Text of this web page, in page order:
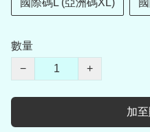
國際碼L (亞洲碼XL)
數量
−
+
加